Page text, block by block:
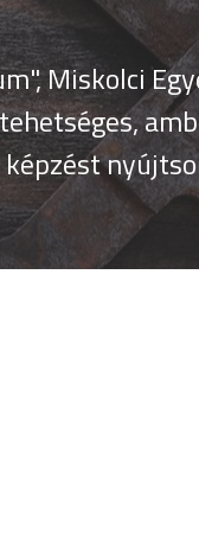
Miskolci
Miskolci